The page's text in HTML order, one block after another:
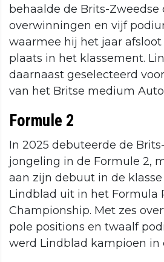
behaalde de Brits-Zweedse
overwinningen en vijf
waarmee hij het jaar
plaats in het klassement.
daarnaast geselecteerd
van het Britse medium
Formule 2
In 2025 debuteerde de
jongeling in de Formule 2,
aan zijn debuut in de
Lindblad uit in het Formula
Championship. Met zes
pole positions en twaalf
werd Lindblad kampioen in